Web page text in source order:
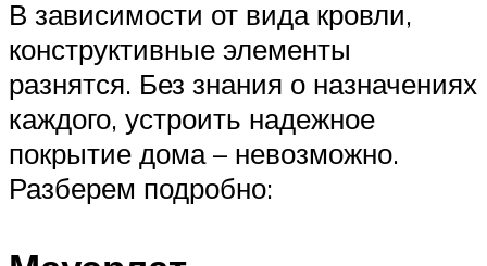
В зависимости от вида кровли,
конструктивные элементы
разнятся. Без знания о назначениях
каждого, устроить надежное
покрытие дома – невозможно.
Разберем подробно: